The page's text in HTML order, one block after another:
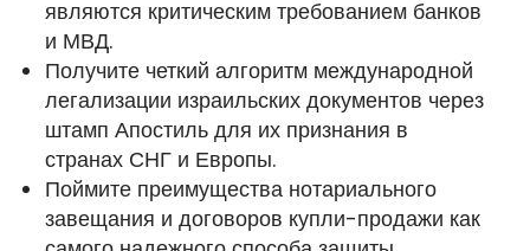
являются критическим требованием банков
и МВД.
Получите четкий алгоритм международной
легализации израильских документов через
штамп Апостиль для их признания в
странах СНГ и Европы.
Поймите преимущества нотариального
завещания и договоров купли-продажи как